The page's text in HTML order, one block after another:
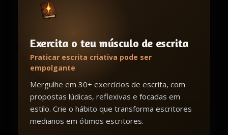
Exercita o teu músculo de escrita
Praticar escrita criativa pode ser
empolgante
Mergulhe em 30+ exercícios de escrita, com
propostas lúdicas, reflexivas e focadas em
estilo. Crie o hábito que transforma escritores
medianos em ótimos escritores.